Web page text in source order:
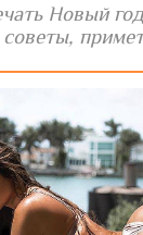
Новый
советы,